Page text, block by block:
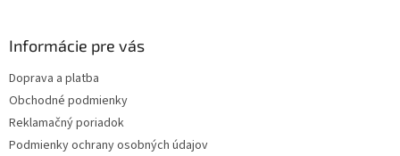
Informácie pre vás
Doprava a platba
Obchodné podmienky
Reklamačný poriadok
Podmienky ochrany osobných údajov